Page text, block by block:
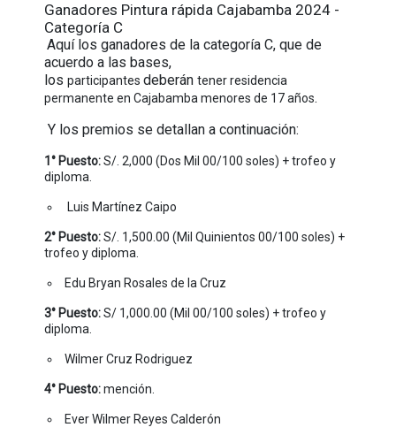
Ganadores Pintura rápida Cajabamba 2024 -
Categoría C
Aquí los ganadores de la categoría C, que de
acuerdo a las bases,
los participantes deberán tener residencia
permanente en Cajabamba menores de 17años.
Y los premios se detallan a continuación:
1° Puesto:S/. 2,000 (Dos Mil 00/100 soles) + trofeo y
diploma.
Luis Martínez Caipo
2° Puesto:S/. 1,500.00 (Mil Quinientos 00/100 soles) +
trofeo y diploma.
Edu Bryan Rosales de la Cruz
3° Puesto:S/ 1,000.00 (Mil 00/100 soles) + trofeo y
diploma.
Wilmer Cruz Rodriguez
4° Puesto:mención.
Ever Wilmer Reyes Calderón